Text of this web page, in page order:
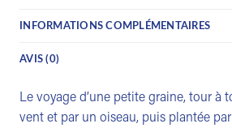
INFORMATIONS COMPLÉMENTAIRES
AVIS (0)
Le voyage d’une petite graine, tour à
vent et par un oiseau, puis plantée